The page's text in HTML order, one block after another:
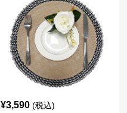
¥3,590 (税込)